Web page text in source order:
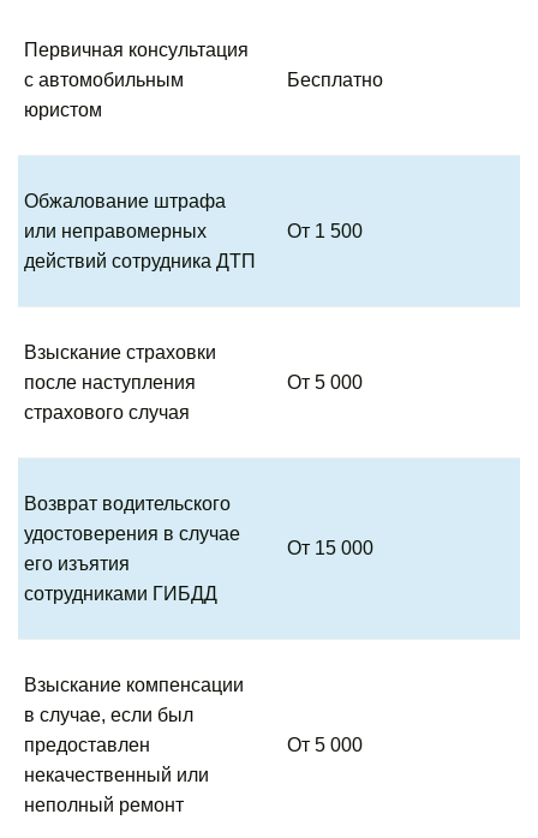
Первичная консультация
с автомобильным
юристом
Бесплатно
Обжалование штрафа
или неправомерных
действий сотрудника ДТП
От 1 500
Взыскание страховки
после наступления
страхового случая
От 5 000
Возврат водительского
удостоверения в случае
его изъятия
сотрудниками ГИБДД
От 15 000
Взыскание компенсации
в случае, если был
предоставлен
некачественный или
неполный ремонт
От 5 000